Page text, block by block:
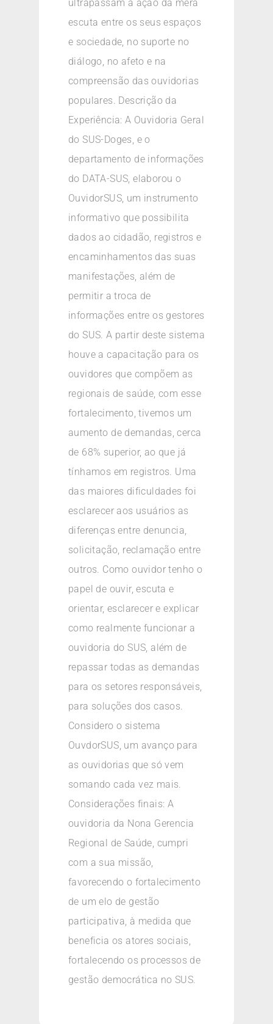
ultrapassam a ação da mera
escuta entre os seus espaços
e sociedade, no suporte no
diálogo, no afeto e na
compreensão das ouvidorias
populares. Descrição da
Experiência: A Ouvidoria Geral
do SUS-Doges, e o
departamento de informações
do DATA-SUS, elaborou o
OuvidorSUS, um instrumento
informativo que possibilita
dados ao cidadão, registros e
encaminhamentos das suas
manifestações, além de
permitir a troca de
informações entre os gestores
do SUS. A partir deste sistema
houve a capacitação para os
ouvidores que compõem as
regionais de saúde, com esse
fortalecimento, tivemos um
aumento de demandas, cerca
de 68% superior, ao que já
tínhamos em registros. Uma
das maiores dificuldades foi
esclarecer aos usuários as
diferenças entre denuncia,
solicitação, reclamação entre
outros. Como ouvidor tenho o
papel de ouvir, escuta e
orientar, esclarecer e explicar
como realmente funcionar a
ouvidoria do SUS, além de
repassar todas as demandas
para os setores responsáveis,
para soluções dos casos.
Considero o sistema
OuvdorSUS, um avanço para
as ouvidorias que só vem
somando cada vez mais.
Considerações finais: A
ouvidoria da Nona Gerencia
Regional de Saúde, cumpri
com a sua missão,
favorecendo o fortalecimento
de um elo de gestão
participativa, à medida que
beneficia os atores sociais,
fortalecendo os processos de
gestão democrática no SUS.